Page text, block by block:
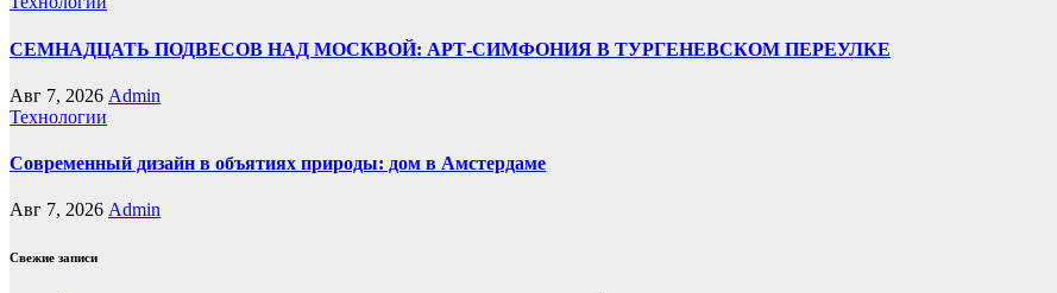
СЕМНАДЦАТЬ ПОДВЕСОВ НАД МОСКВОЙ: АРТ-СИМФОНИЯ В ТУРГЕНЕВСКОМ ПЕРЕУЛКЕ
Авг 7, 2026 Admin
Технологии
Современный дизайн в объятиях природы: дом в Амстердаме
Авг 7, 2026 Admin
Свежие записи